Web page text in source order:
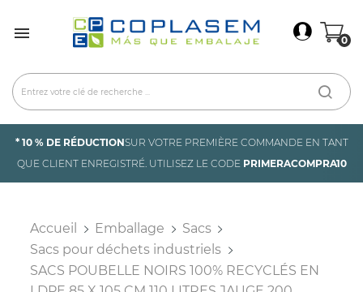
 0
* 10 % DE RÉDUCTIONSUR VOTRE PREMIÈRE COMMANDE EN TANT
QUE CLIENT ENREGISTRÉ. UTILISEZ LE CODE PRIMERACOMPRA10
Accueil Emballage
Sacs
Sacs pour déchets industriels
SACS POUBELLE NOIRS 100% RECYCLÉS EN
Connexion ×
Annuler Connexion